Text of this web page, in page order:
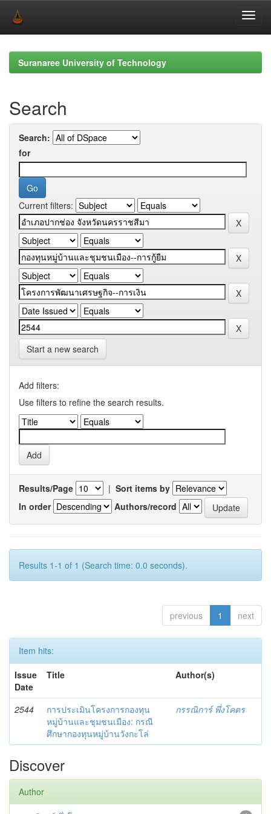
navigationSuranaree University of Technology
Search
Search:
for
Current filters:
Start a new search
Add filters:
Use filters to refine the search results.
Results/Page | Sort items by
In order
Authors/record
Results 1-1 of 1 (Search time: 0.0 seconds).
previous 1 next
Item hits:
Issue
Date
Title Author(s)
2544
การประเมินโครงการกองทุน
หมู่บ้านและชุมชนเมือง: กรณี
ศึกษากองทุนหมู่บ้านวังกะโล่
กรรณิการ์ พึ่งโคตร
Discover
Author